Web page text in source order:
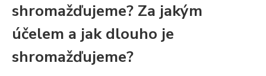
shromažďujeme? Za jakým
účelem a jak dlouho je
shromažďujeme?